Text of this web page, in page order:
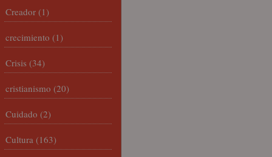
Creador (1)
crecimiento (1)
Crisis (34)
cristianismo (20)
Cuidado (2)
Cultura (163)